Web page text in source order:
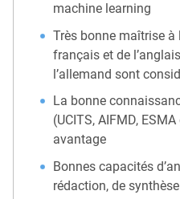
machine learning
Très bonne maîtrise à
français et de
l’allemand sont
La bonne
(UCITS, AIFMD,
avantage
Bonnes capacités
rédaction, de